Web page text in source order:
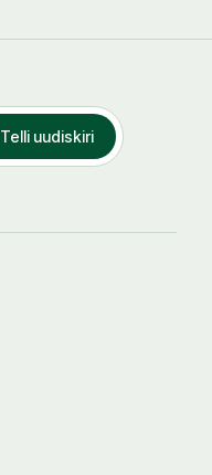
Telli uudiskiri